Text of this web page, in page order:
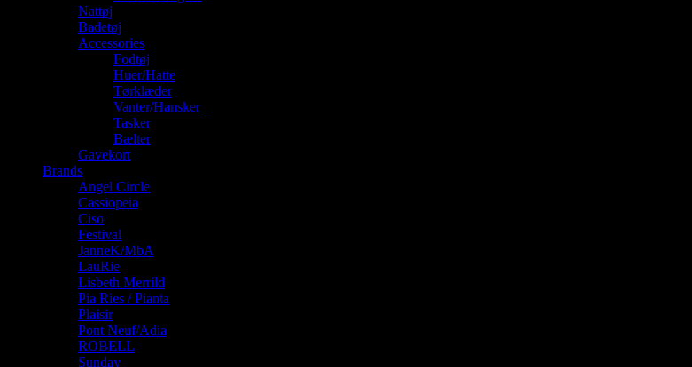
Nattøj
Badetøj
Accessories
Fodtøj
Huer/Hatte
Tørklæder
Vanter/Hansker
Tasker
Bælter
Gavekort
Brands
Angel Circle
Cassiopeia
Ciso
Festival
JanneK/MbA
LauRie
Lisbeth Merrild
Pia Ries / Pianta
Plaisir
Pont Neuf/Adia
ROBELL
Sunday